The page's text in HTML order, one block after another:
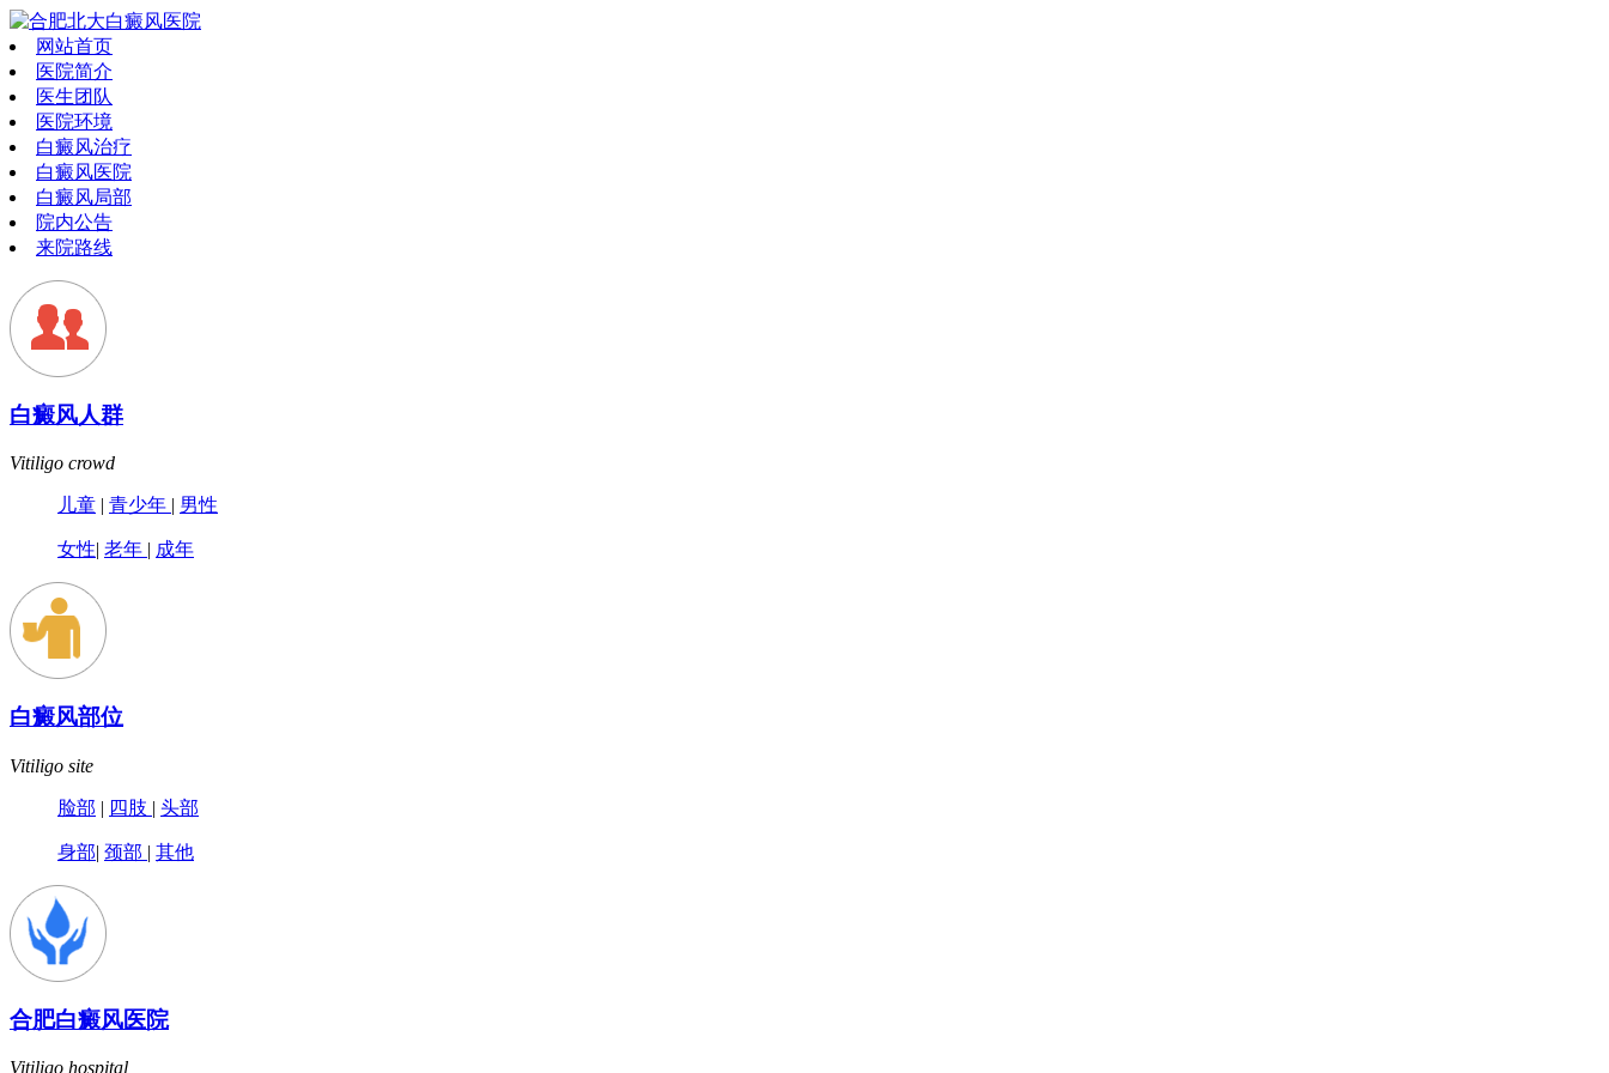
网站首页
医院简介
医生团队
医院环境
白癜风治疗
白癜风医院
白癜风局部
院内公告
来院路线
白癜风人群
Vitiligo crowd
儿童 | 青少年 | 男性
女性| 老年 | 成年
白癜风部位
Vitiligo site
脸部 | 四肢 | 头部
身部| 颈部 | 其他
合肥白癜风医院
Vitiligo hospital